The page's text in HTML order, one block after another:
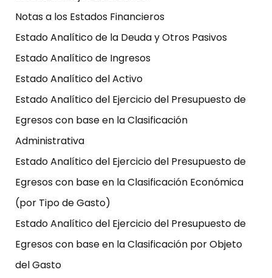
Notas a los Estados Financieros
Estado Analítico de la Deuda y Otros Pasivos
Estado Analítico de Ingresos
Estado Analítico del Activo
Estado Analítico del Ejercicio del Presupuesto de
Egresos con base en la Clasificación
Administrativa
Estado Analítico del Ejercicio del Presupuesto de
Egresos con base en la Clasificación Económica
(por Tipo de Gasto)
Estado Analítico del Ejercicio del Presupuesto de
Egresos con base en la Clasificación por Objeto
del Gasto